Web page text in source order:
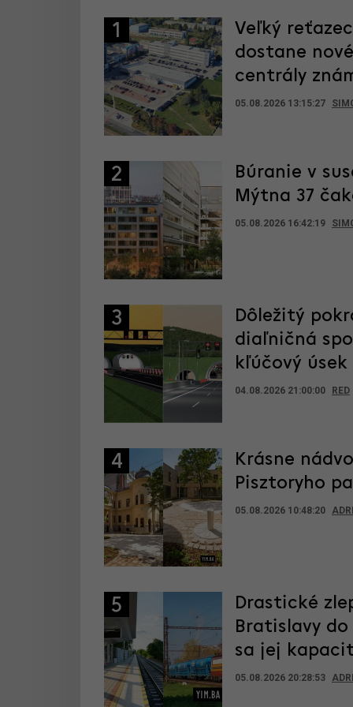
1
Veľký
dostane
centrály
05.08.2026 13:15:27
2
Búranie v
Mýtna 37
05.08.2026 16:42:19
3
Dôležitý
diaľničná
kľúčový úsek
04.08.2026 21:00:00 RED
4
Krásne
Pisztoryho
05.08.2026 10:48:20
5
Drastické
Bratislavy
sa jej
05.08.2026 20:28:53